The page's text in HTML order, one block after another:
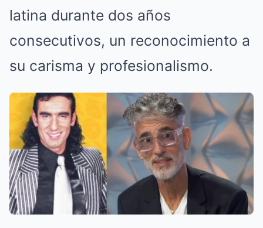
latina durante dos años
consecutivos, un reconocimiento a
su carisma y profesionalismo.